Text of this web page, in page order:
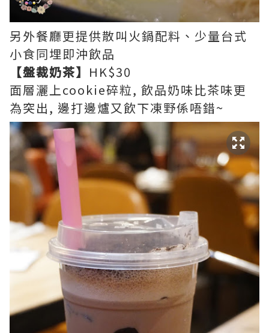
另外餐廳更提供散叫火鍋配料、少量台式
小食同埋即沖飲品
【盤裁奶茶】 HK$30
面層灑上cookie碎粒, 飲品奶味比茶味更
為突出, 邊打邊爐又飲下凍野係唔錯~